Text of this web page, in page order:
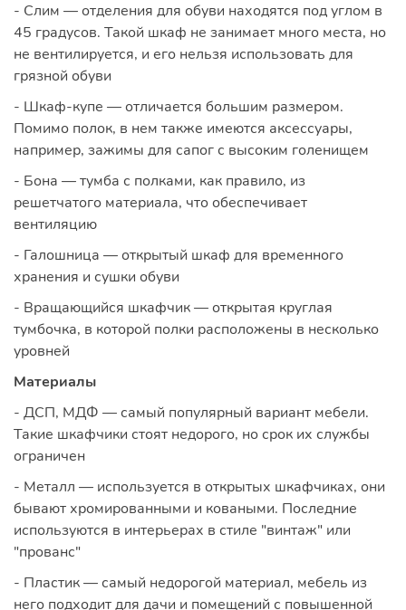
- Слим — отделения для обуви находятся под углом в
45 градусов. Такой шкаф не занимает много места, но
не вентилируется, и его нельзя использовать для
грязной обуви
- Шкаф-купе — отличается большим размером.
Помимо полок, в нем также имеются аксессуары,
например, зажимы для сапог с высоким голенищем
- Бона — тумба с полками, как правило, из
решетчатого материала, что обеспечивает
вентиляцию
- Галошница — открытый шкаф для временного
хранения и сушки обуви
- Вращающийся шкафчик — открытая круглая
тумбочка, в которой полки расположены в несколько
уровней
Материалы
- ДСП, МДФ — самый популярный вариант мебели.
Такие шкафчики стоят недорого, но срок их службы
ограничен
- Металл — используется в открытых шкафчиках, они
бывают хромированными и коваными. Последние
используются в интерьерах в стиле "винтаж" или
"прованс"
- Пластик — самый недорогой материал, мебель из
него подходит для дачи и помещений с повышенной